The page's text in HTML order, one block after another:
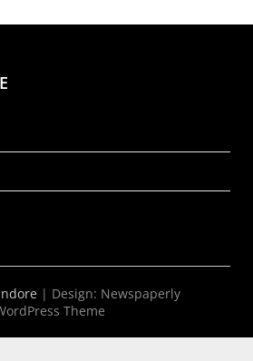
| Design: Newspaperly
Theme